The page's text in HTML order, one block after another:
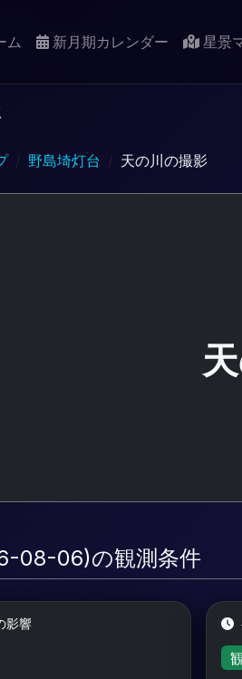
ム 新月期カレンダー 星景
野島埼灯台 天の川の撮影
08-06)の観測条件
影響